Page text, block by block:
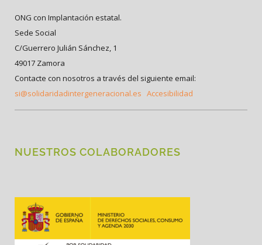
ONG con Implantación estatal.
Sede Social
C/Guerrero Julián Sánchez, 1
49017 Zamora
Contacte con nosotros a través del siguiente email:
si@solidaridadintergeneracional.es Accesibilidad
NUESTROS COLABORADORES